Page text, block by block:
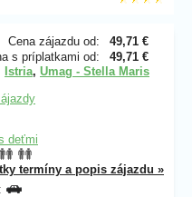
Cena zájazdu od:
49,71 €
s príplatkami od:
49,71 €
Istria, Umag - Stella Maris
deťmi
termíny a popis zájazdu »